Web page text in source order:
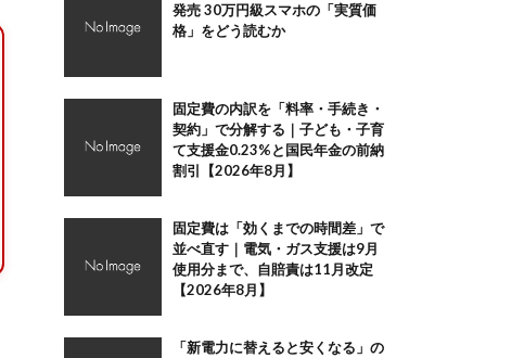
発売 30万円級スマホの「実質価
格」をどう読むか
固定費の内訳を「料率・手続き・
契約」で分解する｜子ども・子育
て支援金0.23%と国民年金の前納
割引【2026年8月】
固定費は「効くまでの時間差」で
並べ直す｜電気・ガス支援は9月
使用分まで、自賠責は11月改定
【2026年8月】
「新電力に替えると安くなる」の